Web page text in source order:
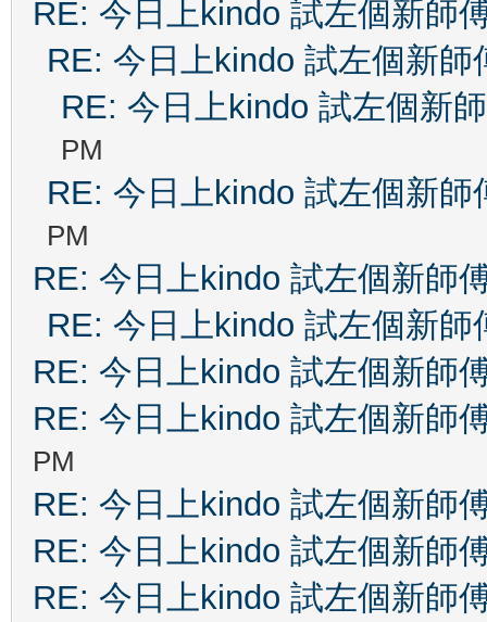
RE: 今日上kindo 試左個新師
RE: 今日上kindo 試左個新師
RE: 今日上kindo 試左個新
PM
RE: 今日上kindo 試左個新師
PM
RE: 今日上kindo 試左個新師
RE: 今日上kindo 試左個新師
RE: 今日上kindo 試左個新師
RE: 今日上kindo 試左個新師
PM
RE: 今日上kindo 試左個新師
RE: 今日上kindo 試左個新師
RE: 今日上kindo 試左個新師